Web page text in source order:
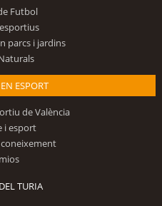
Futbol
parcs i jardins
ESPORT
de València
i esport
TURIA